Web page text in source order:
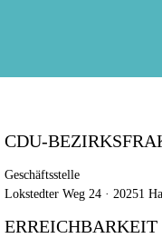
CDU-
Geschäftsstelle
Lokstedter Weg 24 · 20251
ERREICHBARKEIT